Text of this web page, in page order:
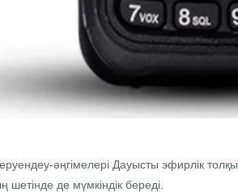
әңгімелері Дауысты эфирлік
де мүмкіндік береді.